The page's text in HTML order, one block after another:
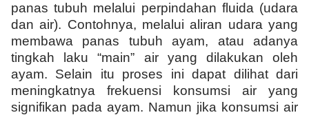
panas tubuh melalui perpindahan fluida (udara
dan air). Contohnya, melalui aliran udara yang
membawa panas tubuh ayam, atau adanya
tingkah laku “main” air yang dilakukan oleh
ayam. Selain itu proses ini dapat dilihat dari
meningkatnya frekuensi konsumsi air yang
signifikan pada ayam. Namun jika konsumsi air